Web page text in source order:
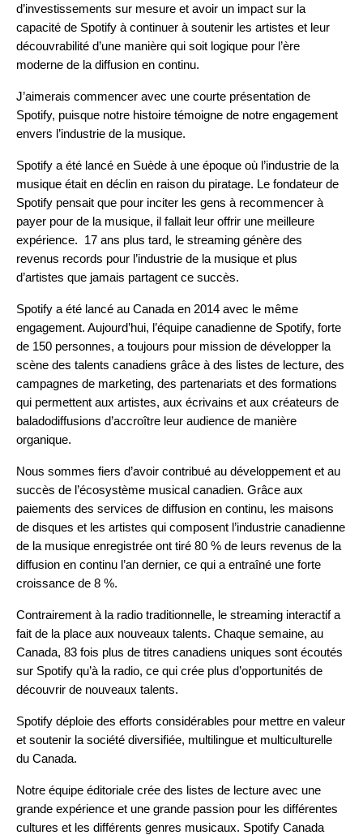
d’investissements sur mesure et avoir un impact sur la
capacité de Spotify à continuer à soutenir les artistes et leur
découvrabilité d’une manière qui soit logique pour l’ère
moderne de la diffusion en continu.
J’aimerais commencer avec une courte présentation de
Spotify, puisque notre histoire témoigne de notre engagement
envers l’industrie de la musique.
Spotify a été lancé en Suède à une époque où l’industrie de la
musique était en déclin en raison du piratage. Le fondateur de
Spotify pensait que pour inciter les gens à recommencer à
payer pour de la musique, il fallait leur offrir une meilleure
expérience. 17 ans plus tard, le streaming génère des
revenus records pour l’industrie de la musique et plus
d’artistes que jamais partagent ce succès.
Spotify a été lancé au Canada en 2014 avec le même
engagement. Aujourd’hui, l’équipe canadienne de Spotify, forte
de 150 personnes, a toujours pour mission de développer la
scène des talents canadiens grâce à des listes de lecture, des
campagnes de marketing, des partenariats et des formations
qui permettent aux artistes, aux écrivains et aux créateurs de
baladodiffusions d’accroître leur audience de manière
organique.
Nous sommes fiers d’avoir contribué au développement et au
succès de l’écosystème musical canadien. Grâce aux
paiements des services de diffusion en continu, les maisons
de disques et les artistes qui composent l’industrie canadienne
de la musique enregistrée ont tiré 80 % de leurs revenus de la
diffusion en continu l’an dernier, ce qui a entraîné une forte
croissance de 8 %.
Contrairement à la radio traditionnelle, le streaming interactif a
fait de la place aux nouveaux talents. Chaque semaine, au
Canada, 83 fois plus de titres canadiens uniques sont écoutés
sur Spotify qu’à la radio, ce qui crée plus d’opportunités de
découvrir de nouveaux talents.
Spotify déploie des efforts considérables pour mettre en valeur
et soutenir la société diversifiée, multilingue et multiculturelle
du Canada.
Notre équipe éditoriale crée des listes de lecture avec une
grande expérience et une grande passion pour les différentes
cultures et les différents genres musicaux. Spotify Canada